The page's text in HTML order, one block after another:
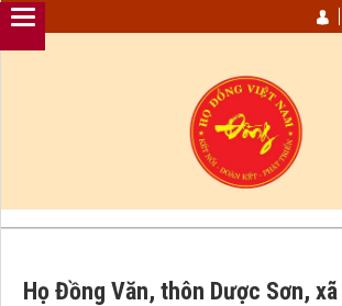
Họ Đồng Văn, thôn Dược Sơn,